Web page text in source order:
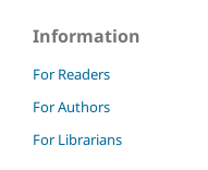
Information
For Readers
For Authors
For Librarians